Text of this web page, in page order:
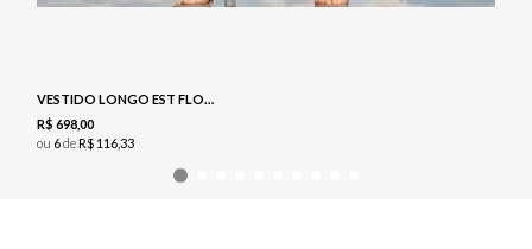
VESTIDO LONGO EST FLORAL - NAVY
R$ 69800
ou 6deR$ 11633